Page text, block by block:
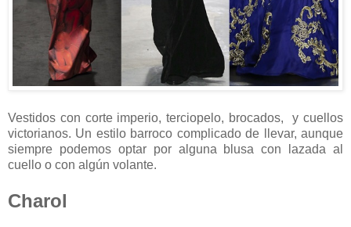
Vestidos con corte imperio, terciopelo, brocados, y cuellos
victorianos. Un estilo barroco complicado de llevar, aunque
siempre podemos optar por alguna blusa con lazada al
cuello o con algún volante.
Charol